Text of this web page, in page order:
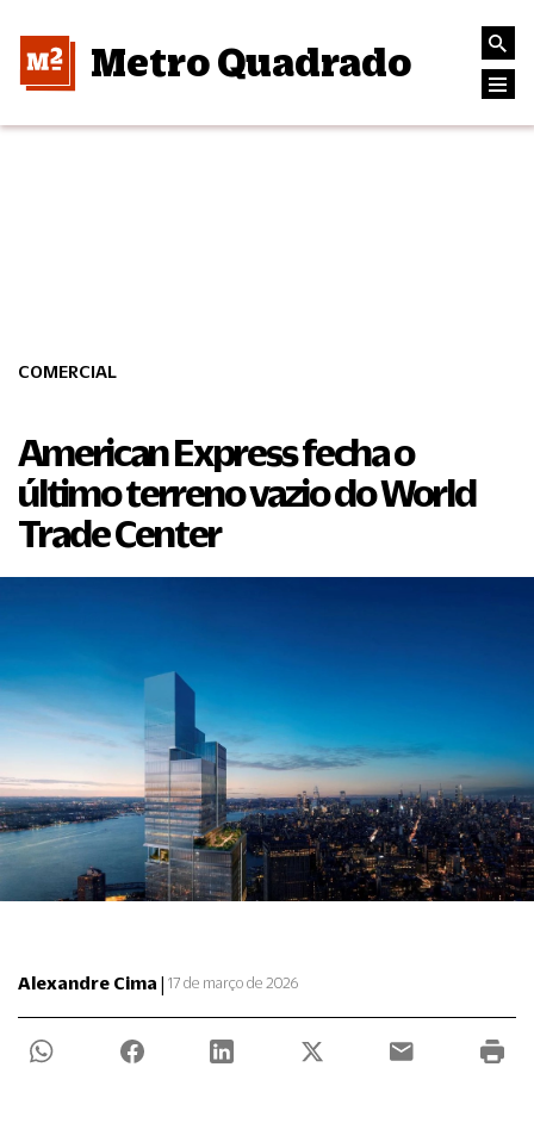
Metro Quadrado
COMERCIAL
American Express fecha o
último terreno vazio do World
Trade Center
Alexandre Cima | 17 de março de 2026